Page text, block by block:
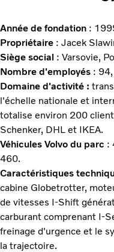
Année de fondation :
Propriétaire : Jacek
Siège social : Varsovie,
Nombre d'employés :
Domaine d'activité :
l'échelle nationale et
totalise environ 200
Schenker, DHL et IKEA.
Véhicules Volvo du parc :
460.
Caractéristiques
cabine Globetrotter,
de vitesses I-Shift
carburant comprenant I-
freinage d'urgence et le
la trajectoire.